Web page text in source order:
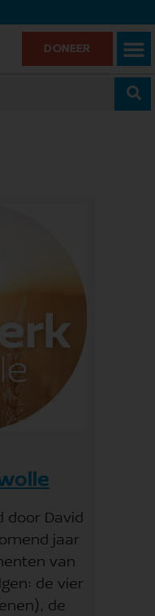
DONEER
door David
jaar
van
de vier
de